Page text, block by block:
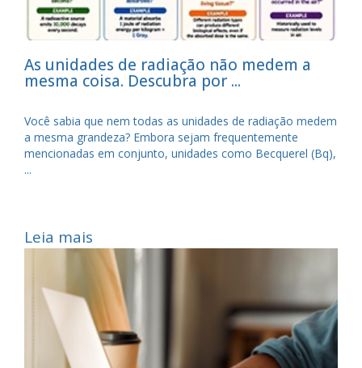
As unidades de radiação não medem a
mesma coisa. Descubra por ...
Você sabia que nem todas as unidades de radiação medem
a mesma grandeza? Embora sejam frequentemente
mencionadas em conjunto, unidades como Becquerel (Bq),
...
Leia mais